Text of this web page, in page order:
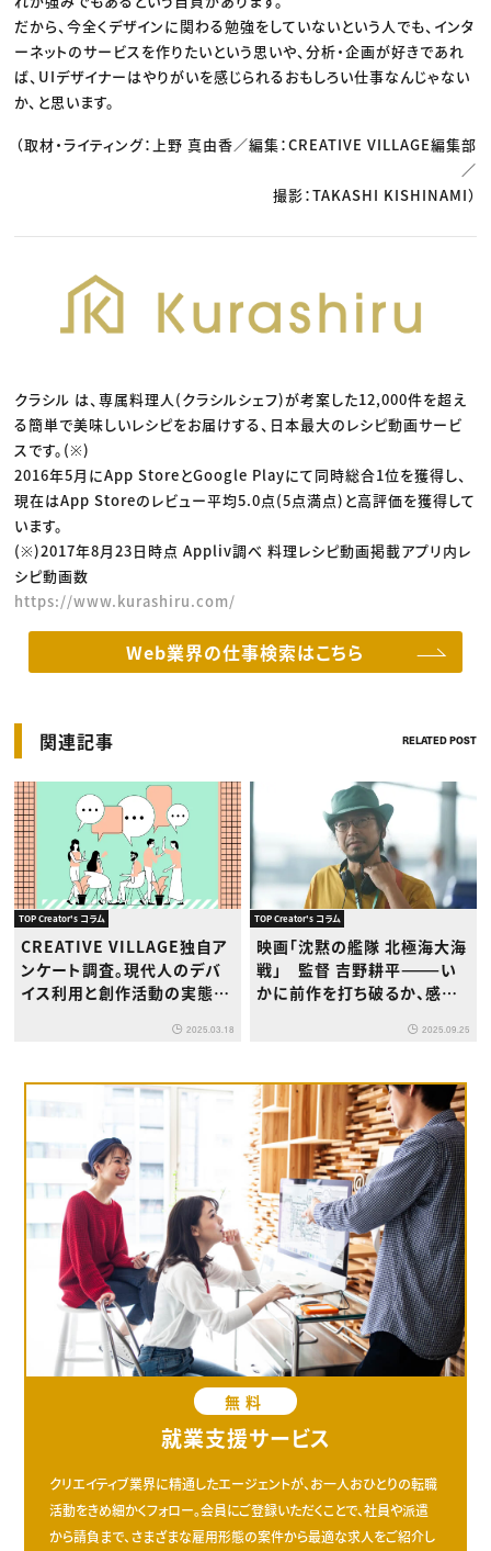
だから、今全くデザインに関わる勉強をしていないという人でも、インタ
ーネットのサービスを作りたいという思いや、分析・企画が好きであれ
ば、UIデザイナーはやりがいを感じられるおもしろい仕事なんじゃない
か、と思います。
（取材・ライティング：上野 真由香／編集：CREATIVE VILLAGE編集部
／
撮影：TAKASHI KISHINAMI）
クラシル は、専属料理人(クラシルシェフ)が考案した12,000件を超え
る簡単で美味しいレシピをお届けする、日本最大のレシピ動画サービ
スです。(※)
2016年5月にApp StoreとGoogle Playにて同時総合1位を獲得し、
現在はApp Storeのレビュー平均5.0点(5点満点)と高評価を獲得して
います。
(※)2017年8月23日時点 Appliv調べ 料理レシピ動画掲載アプリ内レ
シピ動画数
https://www.kurashiru.com/
Web業界の仕事検索はこちら
関連記事 RELATED POST
TOP Creator's コラム
CREATIVE VILLAGE独自ア
ンケート調査。現代人のデバ
イス利用と創作活動の実態に
2025.03.18
TOP Creator's コラム
映画「沈黙の艦隊 北極海大海
戦」 監督 吉野耕平———い
かに前作を打ち破るか、感情
2025.09.25
無料
就業支援サービス
クリエイティブ業界に精通したエージェントが、お一人おひとりの転職
活動をきめ細かくフォロー。会員にご登録いただくことで、社員や派遣
から請負まで、さまざまな雇用形態の案件から最適な求人をご紹介し